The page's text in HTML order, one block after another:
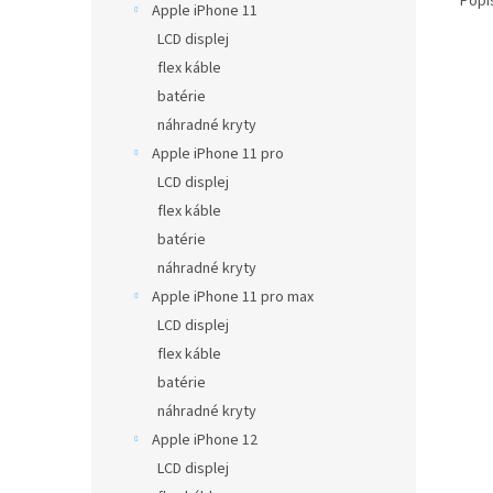
Apple iPhone 11
LCD displej
flex káble
batérie
náhradné kryty
Apple iPhone 11 pro
LCD displej
flex káble
batérie
náhradné kryty
Apple iPhone 11 pro max
LCD displej
flex káble
batérie
náhradné kryty
Apple iPhone 12
LCD displej